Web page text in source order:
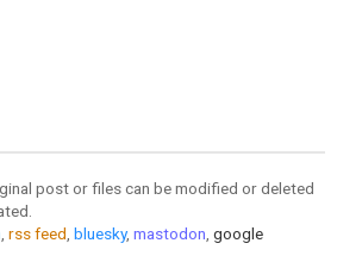
post or files can be modified or deleted
rss feed bluesky, mastodon google